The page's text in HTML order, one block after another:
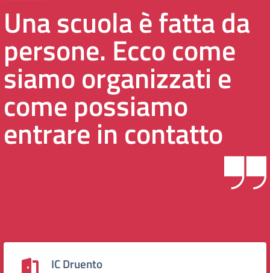
Una scuola è fatta da
persone. Ecco come
siamo organizzati e
come possiamo
entrare in contatto
IC Druento